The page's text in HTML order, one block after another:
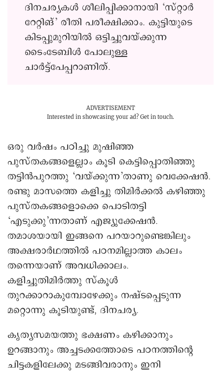
ദിനചര്യകൾ ശീലിപ്പിക്കാനായി ‘സ്റ്റാർ
റേറ്റിങ്’ രീതി പരീക്ഷിക്കാം. കുട്ടിയുടെ
കിടപ്പുമുറിയിൽ ഒട്ടിച്ചുവയ്ക്കുന്ന
ടൈംടേബിൾ പോലുള്ള
ചാർട്ട്പേപ്പറാണിത്.
ADVERTISEMENT
Interested in showcasing your ad? Get in touch.
ഒരു വർഷം പഠിച്ചു മുഷിഞ്ഞ
പുസ്തകങ്ങളെല്ലാം കൂടി കെട്ടിപ്പൊതിഞ്ഞു
തട്ടിൻപുറത്തു ‘വയ്ക്കുന്ന’താണു വെക്കേഷൻ.
രണ്ടു മാസത്തെ കളിച്ചു തിമിർക്കൽ കഴിഞ്ഞു
പുസ്തകങ്ങളൊക്കെ പൊടിതട്ടി
‘എടുക്കു’ന്നതാണ് എജ്യുക്കേഷൻ.
തമാശയായി ഇങ്ങനെ പറയാറുണ്ടെങ്കിലും
അക്ഷരാർഥത്തിൽ പഠനമില്ലാത്ത കാലം
തന്നെയാണ് അവധിക്കാലം.
കളിച്ചുതിമിർത്തു സ്കൂൾ
തുറക്കാറാകുമ്പോഴേക്കും നഷ്ടപ്പെടുന്ന
മറ്റൊന്നു കൂടിയുണ്ട്, ദിനചര്യ.
കൃത്യസമയത്തു ഭക്ഷണം കഴിക്കാനും
ഉറങ്ങാനും അച്ചടക്കത്തോടെ പഠനത്തിന്റെ
ചിട്ടകളിലേക്കു മടങ്ങിവരാനും ഇനി